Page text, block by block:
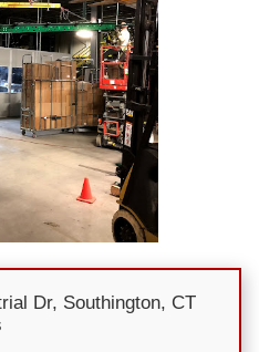
Dr, Southington, CT